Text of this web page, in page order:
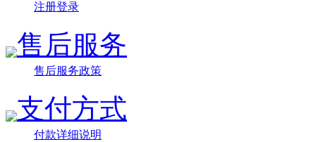
注册登录
售后服务
售后服务政策
支付方式
付款详细说明